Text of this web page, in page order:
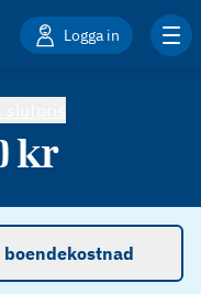
Logga in
kr